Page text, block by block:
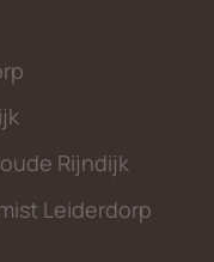
Rijndijk
Leiderdorp